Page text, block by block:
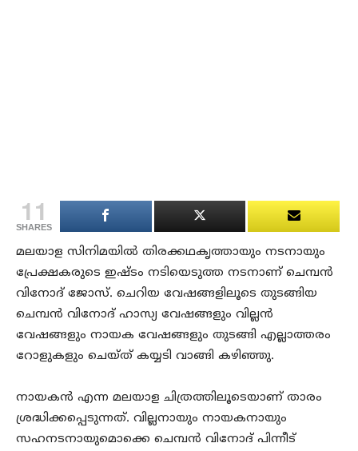
11
SHARES
മലയാള സിനിമയിൽ തിരക്കഥകൃത്തായും നടനായും
പ്രേക്ഷകരുടെ ഇഷ്ടം നടിയെടുത്ത നടനാണ് ചെമ്പൻ
വിനോദ് ജോസ്. ചെറിയ വേഷങ്ങളിലൂടെ തുടങ്ങിയ
ചെമ്പൻ വിനോദ് ഹാസ്യ വേഷങ്ങളും വില്ലൻ
വേഷങ്ങളും നായക വേഷങ്ങളും തുടങ്ങി എല്ലാത്തരം
റോളുകളും ചെയ്ത് കയ്യടി വാങ്ങി കഴിഞ്ഞു.
നായകൻ എന്ന മലയാള ചിത്രത്തിലൂടെയാണ് താരം
ശ്രദ്ധിക്കപ്പെടുന്നത്. വില്ലനായും നായകനായും
സഹനടനായുമൊക്കെ ചെമ്പൻ വിനോദ് പിന്നീട്